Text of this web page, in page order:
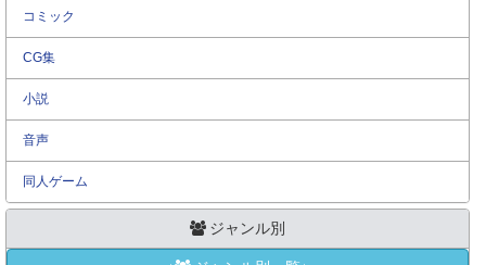
コミック
CG集
小説
音声
同人ゲーム
ジャンル別